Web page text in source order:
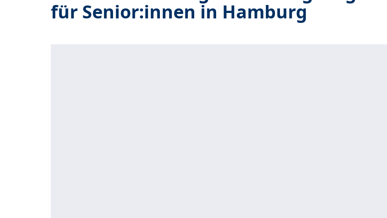
für Senior:innen in Hamburg